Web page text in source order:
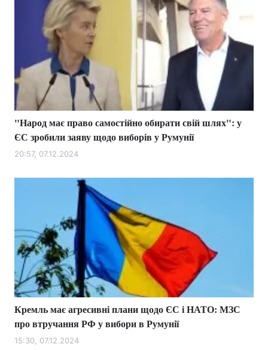
Тема оформлення
"Народ має право самостійно обирати свій шлях": у
ЄС зробили заяву щодо виборів у Румунії
20:57, 07.12.2024
Кремль має агресивні плани щодо ЄС і НАТО: МЗС
про втручання РФ у вибори в Румунії
15:30, 07.12.2024